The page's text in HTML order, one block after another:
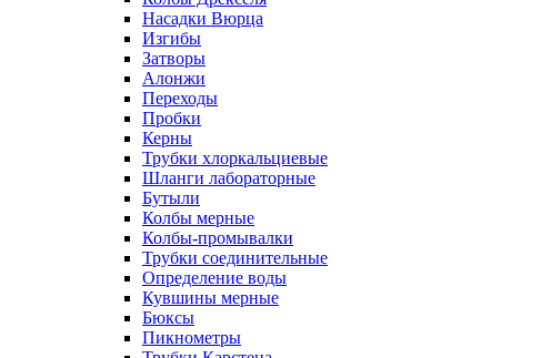
Насадки Вюрца
Изгибы
Затворы
Алонжи
Переходы
Пробки
Керны
Трубки хлоркальциевые
Шланги лабораторные
Бутыли
Колбы мерные
Колбы-промывалки
Трубки соединительные
Определение воды
Кувшины мерные
Бюксы
Пикнометры